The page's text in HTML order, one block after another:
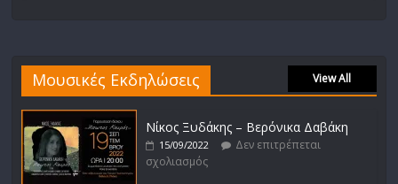
Μουσικές Εκδηλώσεις View All
Νίκος Ξυδάκης – Βερόνικα Δαβάκη
15/09/2022
Δεν επιτρέπεται
σχολιασμός